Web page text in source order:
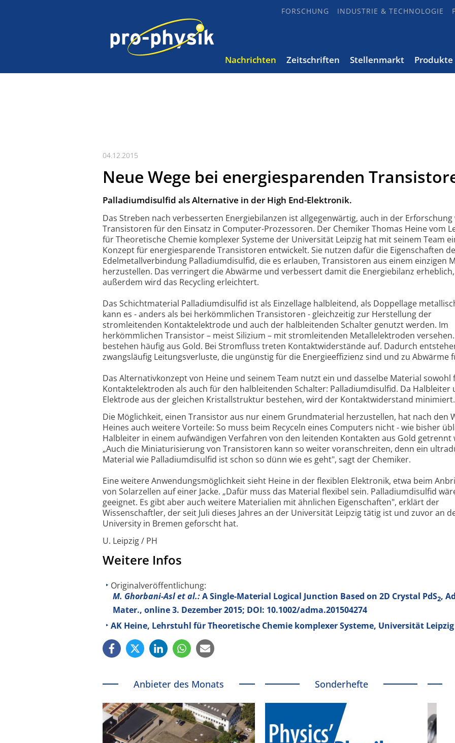
FORSCHUNG INDUSTRIE & TECHNOLOGIE
Nachrichten Zeitschriften Stellenmarkt Produkte
04.12.2015
Neue Wege bei energiesparenden
Palladiumdisulfid als Alternative in der High End-Elektronik.
Das Streben nach verbesserten Energiebilanzen ist allgegenwärtig, auch in der Erforschung
Transistoren für den Einsatz in Computer-Prozessoren. Der Chemiker Thomas Heine vom
für Theoretische Chemie komplexer Systeme der Universität Leipzig hat mit seinem Team
Konzept für energiesparende Transistoren entwickelt. Sie nutzen dafür die Eigenschaften
Edelmetallverbindung Palladiumdisulfid, die es erlauben, Transistoren aus einem einzigen
herzustellen. Das verringert die Abwärme und verbessert damit die Energiebilanz erheblich,
außerdem wird das Recycling erleichtert.
Das Schichtmaterial Palladiumdisulfid ist als Einzellage halbleitend, als Doppellage
kann es - anders als bei herkömmlichen Transistoren - gleichzeitig zur Herstellung der
stromleitenden Kontaktelektrode und auch der halbleitenden Schalter genutzt werden. Im
herkömmlichen Transistor – meist Silizium – mit stromleitenden Metallelektroden
bestehen häufig aus Gold. Bei Stromfluss treten Kontaktwiderstände auf. Dadurch
zwangsläufig Leitungsverluste, die ungünstig für die Energieeffizienz sind und zu Abwärme
Das Alternativkonzept von Heine und seinem Team nutzt ein und dasselbe Material sowohl
Kontaktelektroden als auch für den halbleitenden Schalter: Palladiumdisulfid. Da Halbleiter
Elektrode aus der gleichen Kristallstruktur bestehen, wird der Kontaktwiderstand minimiert.
Die Möglichkeit, einen Transistor aus nur einem Grundmaterial herzustellen, hat nach den
Heines auch weitere Vorteile: So muss beim Recyceln eines Computers nicht - wie bisher
Halbleiter in einem aufwändigen Verfahren von den leitenden Kontakten aus Gold getrennt
„Auch die Miniaturisierung von Transistoren kann so weiter voranschreiten, denn ein
Material wie Palladiumdisulfid ist schon so dünn wie es geht", sagt der Chemiker.
Eine weitere Anwendungsmöglichkeit sieht Heine in der flexiblen Elektronik, etwa beim
von Solarzellen auf einer Jacke. „Dafür muss das Material flexibel sein. Palladiumdisulfid
geeignet. Es gibt aber auch weitere Materialien mit ähnlichen Eigenschaften", erklärt der
Wissenschaftler, der seit Juli dieses Jahres an der Universität Leipzig tätig ist und zuvor an
University in Bremen geforscht hat.
U. Leipzig / PH
Weitere Infos
Originalveröffentlichung:
M. Ghorbani-Asl et al.:A Single-Material Logical Junction Based on 2D Crystal PdS2,
Mater., online 3. Dezember 2015; DOI: 10.1002/adma.201504274
AK Heine, Lehrstuhl für Theoretische Chemie komplexer Systeme, Universität Leipzig
Anbieter des Monats Sonderhefte